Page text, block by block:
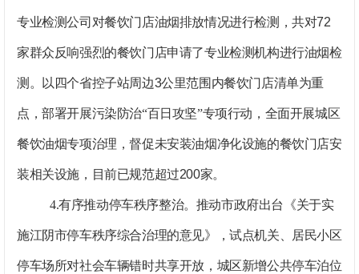
专业检测公司对餐饮门店油烟排放情况进行检测，共对72
家群众反响强烈的餐饮门店申请了专业检测机构进行油烟检
测。以四个省控子站周边3公里范围内餐饮门店清单为重
点，部署开展污染防治“百日攻坚”专项行动，全面开展城区
餐饮油烟专项治理，督促未安装油烟净化设施的餐饮门店安
装相关设施，目前已规范超过200家。
4.有序推动停车秩序整治。 推动市政府出台《关于实
施江阴市停车秩序综合治理的意见》，试点机关、居民小区
停车场所对社会车辆错时共享开放，城区新增公共停车泊位